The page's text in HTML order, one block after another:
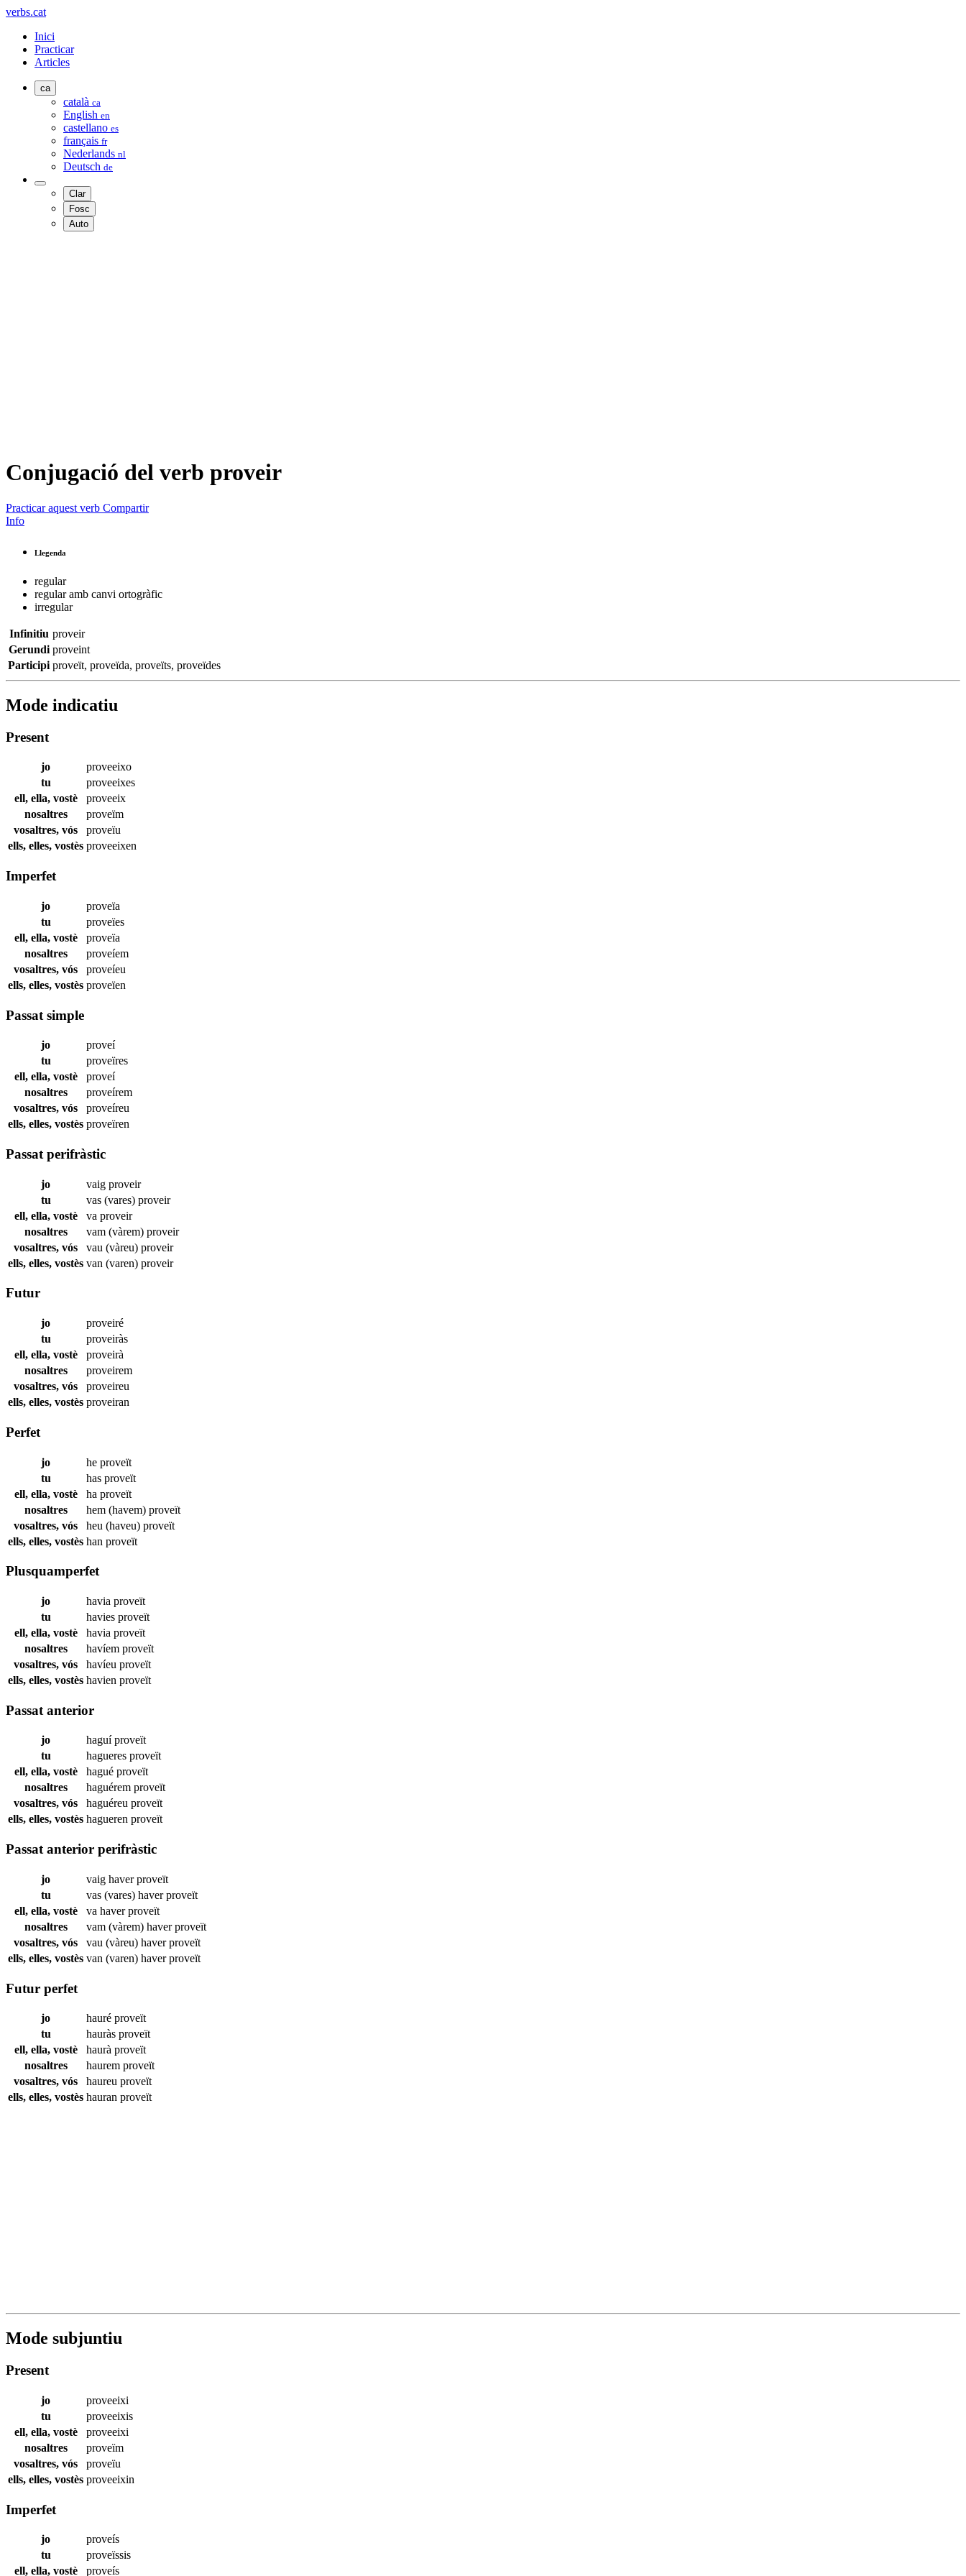
verbs.cat
Inici
Practicar
Articles
ca
català ca
English en
castellano es
français fr
Nederlands nl
Deutsch de
Clar
Fosc
Auto
Conjugació del verb proveir
Practicar aquest verb Compartir
Info
Llegenda
regular
regular amb canvi ortogràfic
irregular
Infinitiu proveir
Gerundi proveint
Participi proveït, proveïda, proveïts, proveïdes
Mode indicatiu
Present
jo
proveeixo
tu
proveeixes
ell, ella, vostè
proveeix
nosaltres
proveïm
vosaltres, vós
proveïu
ells, elles, vostès proveeixen
Imperfet
jo
proveïa
tu
proveïes
ell, ella, vostè
proveïa
nosaltres
proveíem
vosaltres, vós
proveíeu
ells, elles, vostès proveïen
Passat simple
jo
proveí
tu
proveïres
ell, ella, vostè
proveí
nosaltres
proveírem
vosaltres, vós
proveíreu
ells, elles, vostès proveïren
Passat perifràstic
jo vaig proveir
tu
vas (vares) proveir
ell, ella, vostè
va proveir
nosaltres
vam (vàrem) proveir
vosaltres, vós
vau (vàreu) proveir
ells, elles, vostès van (varen) proveir
Futur
jo
proveiré
tu
proveiràs
ell, ella, vostè
proveirà
nosaltres
proveirem
vosaltres, vós
proveireu
ells, elles, vostès proveiran
Perfet
jo he proveït
tu
has proveït
ell, ella, vostè
ha proveït
nosaltres
hem (havem) proveït
vosaltres, vós
heu (haveu) proveït
ells, elles, vostès han proveït
Plusquamperfet
jo havia proveït
tu
havies proveït
ell, ella, vostè
havia proveït
nosaltres
havíem proveït
vosaltres, vós
havíeu proveït
ells, elles, vostès havien proveït
Passat anterior
jo haguíproveït
tu
hagueres proveït
ell, ella, vostè
hagué proveït
nosaltres
haguérem proveït
vosaltres, vós
haguéreu proveït
ells, elles, vostès hagueren proveït
Passat anterior perifràstic
jo vaig haverproveït
tu
vas (vares) haverproveït
ell, ella, vostè
va haverproveït
nosaltres
vam (vàrem) haverproveït
vosaltres, vós
vau (vàreu) haverproveït
ells, elles, vostès van (varen) haverproveït
Futur perfet
jo hauré proveït
tu
hauràs proveït
ell, ella, vostè
haurà proveït
nosaltres
haurem proveït
vosaltres, vós
haureu proveït
ells, elles, vostès hauran proveït
Mode subjuntiu
Present
jo
proveeixi
tu
proveeixis
ell, ella, vostè
proveeixi
nosaltres
proveïm
vosaltres, vós
proveïu
ells, elles, vostès proveeixin
Imperfet
jo
proveís
tu
proveïssis
ell, ella, vostè
proveís